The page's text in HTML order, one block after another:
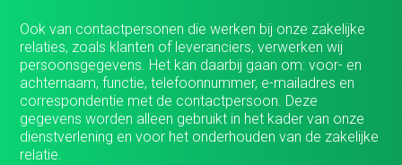
Ook van contactpersonen die werken bij onze zakelijke
relaties, zoals klanten of leveranciers, verwerken wij
persoonsgegevens. Het kan daarbij gaan om: voor- en
achternaam, functie, telefoonnummer, e-mailadres en
correspondentie met de contactpersoon. Deze
gegevens worden alleen gebruikt in het kader van onze
dienstverlening en voor het onderhouden van de zakelijke
relatie.